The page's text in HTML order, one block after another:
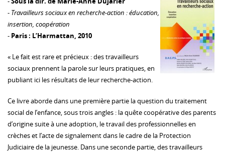
- Travailleurs sociaux en recherche-action : éducation,
insertion, coopération
- Paris : L’Harmattan, 2010
« Le fait est rare et précieux : des travailleurs
sociaux prennent la parole sur leurs pratiques, en
publiant ici les résultats de leur recherche-action.
Ce livre aborde dans une première partie la question du traitement
social de l’enfance, sous trois angles : la quête coopérative des parents
d’origine suite à une adoption, le travail des professionnelles en
crèches et l’acte de signalement dans le cadre de la Protection
Judiciaire de la jeunesse. Dans une seconde partie, des travailleurs